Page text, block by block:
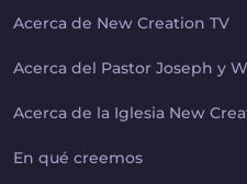
Acerca de New Creation TV
Acerca del Pastor Joseph y
Acerca de la Iglesia New
En qué creemos